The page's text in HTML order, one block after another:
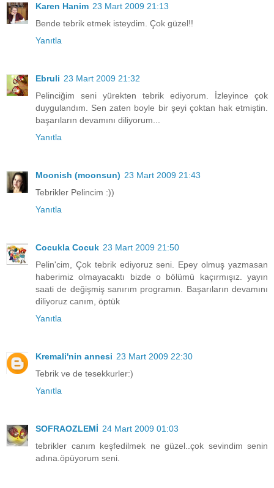
Karen Hanim 23 Mart 2009 21:13
Bende tebrik etmek isteydim. Çok güzel!!
Yanıtla
Ebruli 23 Mart 2009 21:32
Pelinciğim seni yürekten tebrik ediyorum. İzleyince çok
duygulandım. Sen zaten boyle bir şeyi çoktan hak etmiştin.
başarıların devamını diliyorum...
Yanıtla
Moonish (moonsun) 23 Mart 2009 21:43
Tebrikler Pelincim :))
Yanıtla
Cocukla Cocuk 23 Mart 2009 21:50
Pelin'cim, Çok tebrik ediyoruz seni. Epey olmuş yazmasan
haberimiz olmayacaktı bizde o bölümü kaçırmışız. yayın
saati de değişmiş sanırım programın. Başarıların devamını
diliyoruz canım, öptük
Yanıtla
Kremali'nin annesi 23 Mart 2009 22:30
Tebrik ve de tesekkurler:)
Yanıtla
SOFRAOZLEMİ 24 Mart 2009 01:03
tebrikler canım keşfedilmek ne güzel..çok sevindim senin
adına.öpüyorum seni.